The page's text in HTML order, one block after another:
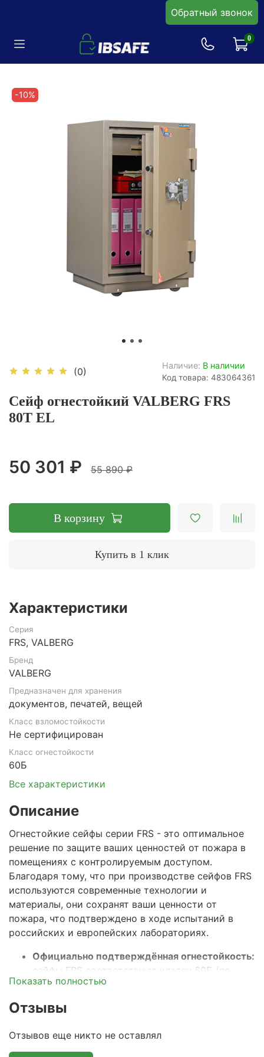
Обратный звонок
0
-10%
(0)
Наличие: В наличии
Код товара: 483064361
Сейф огнестойкий VALBERG FRS
80T EL
50 301 ₽ 55 890 ₽
В корзину
Купить в 1 клик
Характеристики
Серия
FRS, VALBERG
Бренд
VALBERG
Предназначен для хранения
документов, печатей, вещей
Класс взломостойкости
Не сертифицирован
Класс огнестойкости
60Б
Все характеристики
Описание
Огнестойкие сейфы серии FRS - это оптимальное
решение по защите ваших ценностей от пожара в
помещениях с контролируемым доступом.
Благодаря тому, что при производстве сейфов FRS
используются современные технологии и
материалы, они сохранят ваши ценности от
пожара, что подтверждено в ходе испытаний в
российских и европейских лабораториях.
Официально подтверждённая огнестойкость:
сейфы FRS соответствуют классу 60Б (по
ГОСТ Р 57384-2017), что гарантирует
пожаре в течение 60 минут. Этого времени
тушения стандартного пожара.
Показать полностью
Отзывы
Отзывов еще никто не оставлял